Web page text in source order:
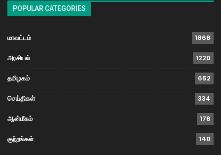
POPULAR CATEGORIES
மாவட்டம் 1868
அரசியல் 1220
தமிழகம் 652
செய்திகள் 334
ஆன்மீகம் 178
குற்றங்கள் 140